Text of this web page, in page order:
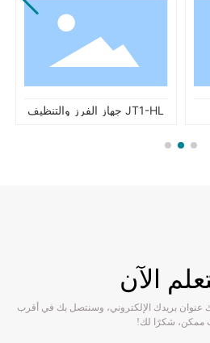
JT1-HL جهاز الفرز والتنظيف
الآن
عنوان بريدك الإلكتروني، وسنتصل بك في أقرب
ممكن، شكرًا لك!